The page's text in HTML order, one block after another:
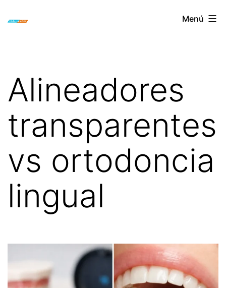
ORTODONCIA
Menú
Alineadores
transparentes
vs ortodoncia
lingual